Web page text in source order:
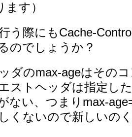
す）
う際にもCache-
のでしょうか？
ダのmax-ageはその
ストヘッダは指定し
ない、つまりmax-
くないので新しいの